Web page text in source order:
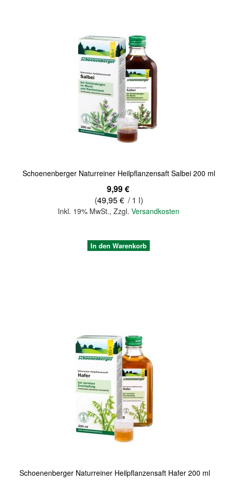
Schoenenberger Naturreiner Heilpflanzensaft Salbei 200 ml
9,99 €
(49,95 € / 1 l)
Inkl. 19% MwSt.,Zzgl.Versandkosten
In den Warenkorb
Schoenenberger Naturreiner Heilpflanzensaft Hafer 200 ml